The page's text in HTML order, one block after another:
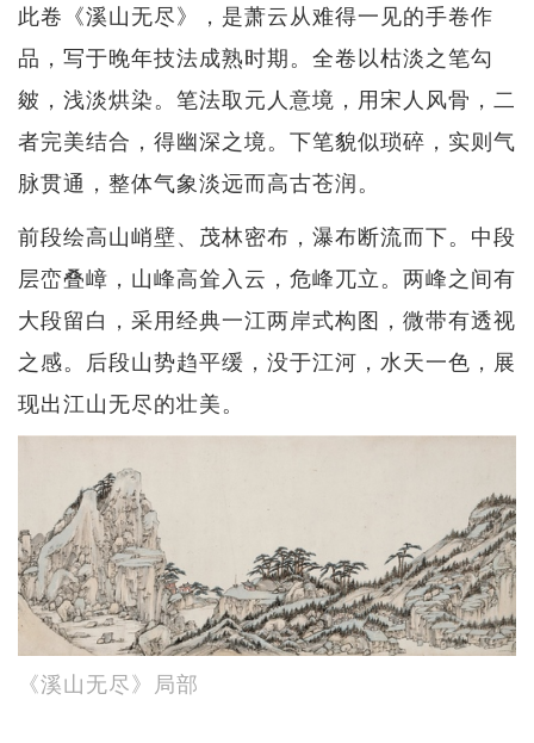
此卷《溪山无尽》，是萧云从难得一见的手卷作
品，写于晚年技法成熟时期。全卷以枯淡之笔勾
皴，浅淡烘染。笔法取元人意境，用宋人风骨，二
者完美结合，得幽深之境。下笔貌似琐碎，实则气
脉贯通，整体气象淡远而高古苍润。
前段绘高山峭壁、茂林密布，瀑布断流而下。中段
层峦叠嶂，山峰高耸入云，危峰兀立。两峰之间有
大段留白，采用经典一江两岸式构图，微带有透视
之感。后段山势趋平缓，没于江河，水天一色，展
现出江山无尽的壮美。
《溪山无尽》局部